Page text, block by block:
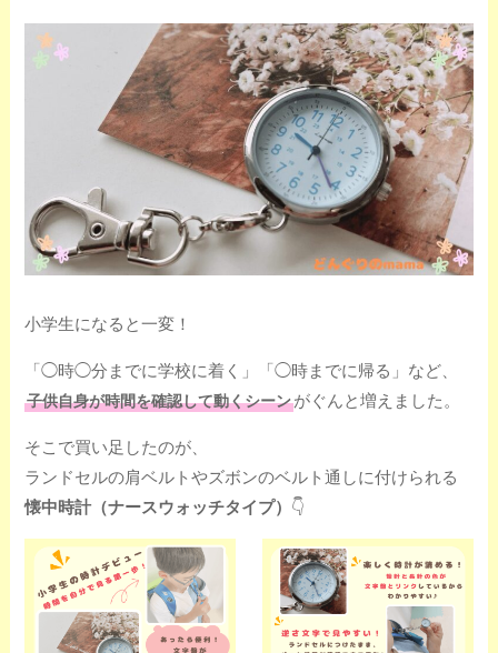
小学生になると一変！
「◯時◯分までに学校に着く」「◯時までに帰る」など、
子供自身が時間を確認して動くシーンがぐんと増えました。
そこで買い足したのが、
ランドセルの肩ベルトやズボンのベルト通しに付けられる
懐中時計（ナースウォッチタイプ） 👇️